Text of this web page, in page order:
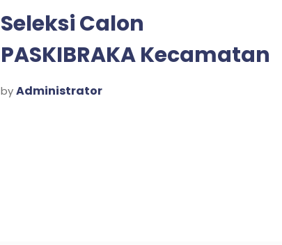
Seleksi Calon
PASKIBRAKA Kecamatan
Prigen Tahun 2026
by Administrator